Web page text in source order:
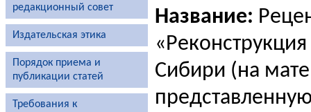
редакционный совет
Издательская этика
Порядок приема и
публикации статей
Требования к
Название:
Сибири (на